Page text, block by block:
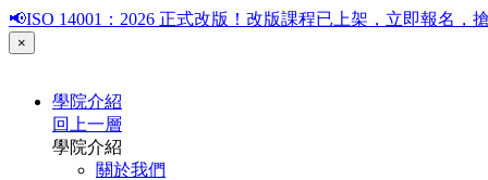
📢ISO 14001：2026 正式改版！改版課程已上架，立即報名，
×
學院介紹
回上一層
學院介紹
關於我們